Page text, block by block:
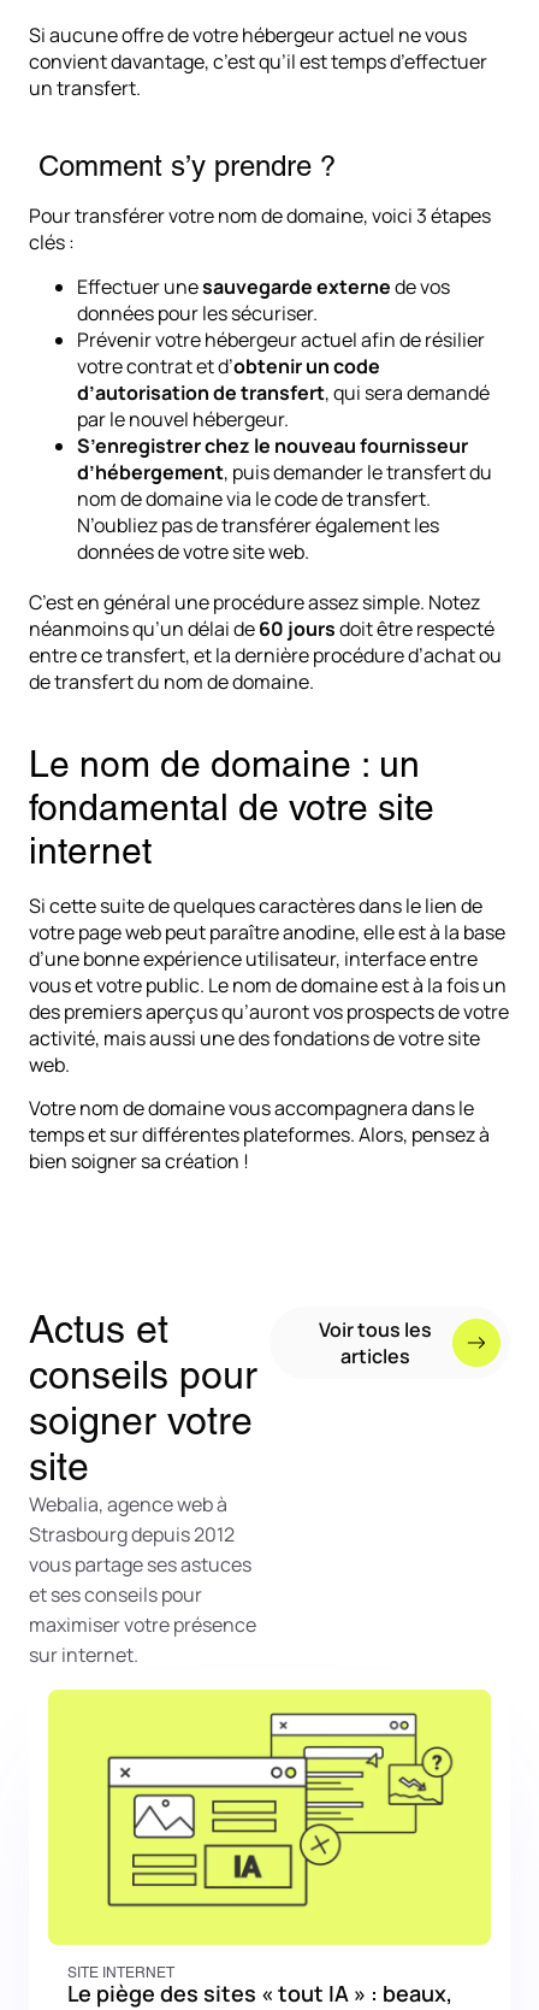
Si aucune offre de votre hébergeur actuel ne vous
convient davantage, c’est qu’il est temps d’effectuer
un transfert.
Comment s’y prendre ?
Pour transférer votre nom de domaine, voici 3 étapes
clés :
Effectuer unesauvegarde externede vos
données pour les sécuriser.
Prévenir votre hébergeur actuel afin de résilier
votre contrat et d’obtenir un code
d’autorisation de transfert, qui sera demandé
par le nouvel hébergeur.
S’enregistrer chez le nouveau fournisseur
d’hébergement, puis demander le transfert du
nom de domaine via le code de transfert.
N’oubliez pas de transférer également les
données de votre site web.
C’est en général une procédure assez simple. Notez
néanmoins qu’un délai de60 joursdoit être respecté
entre ce transfert, et la dernière procédure d’achat ou
de transfert du nom de domaine.
Le nom de domaine : un
fondamental de votre site
internet
Si cette suite de quelques caractères dans le lien de
votre page web peut paraître anodine, elle est à la base
d’une bonne expérience utilisateur, interface entre
vous et votre public. Le nom de domaine est à la fois un
des premiers aperçus qu’auront vos prospects de votre
activité, mais aussi une des fondations de votre site
web.
Votre nom de domaine vous accompagnera dans le
temps et sur différentes plateformes. Alors, pensez à
bien soigner sa création !
Actus et
conseils pour
soigner votre
site
Webalia, agence web à
Strasbourg depuis 2012
vous partage ses astuces
et ses conseils pour
maximiser votre présence
sur internet.
Voir tous les
articles
SITE INTERNET
Le piège des sites « tout IA » : beaux,